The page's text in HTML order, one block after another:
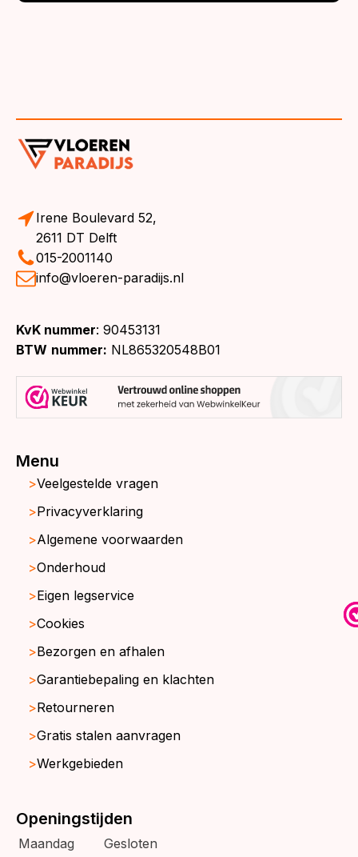
Irene Boulevard 52,
2611 DT Delft
015-2001140
info@vloeren-paradijs.nl
KvK nummer: 90453131
BTW nummer: NL865320548B01
Menu
Veelgestelde vragen
Privacyverklaring
Algemene voorwaarden
Onderhoud
Eigen legservice
Cookies
Bezorgen en afhalen
Garantiebepaling en klachten
Retourneren
Gratis stalen aanvragen
Werkgebieden
Openingstijden
Maandag
Gesloten